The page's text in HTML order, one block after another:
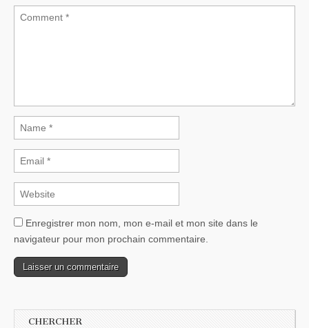
Enregistrer mon nom, mon e-mail et mon site dans le
navigateur pour mon prochain commentaire.
CHERCHER